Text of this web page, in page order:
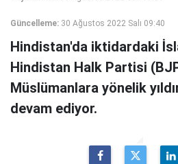
Güncelleme: 30 Ağustos 2022 Salı 09:40
Hindistan'da iktidardaki
Hindistan Halk Partisi
Müslümanlara yönelik
devam ediyor.